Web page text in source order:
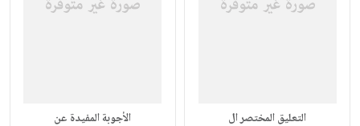
التعليق المختصر ال الأجوبة المفيدة عن